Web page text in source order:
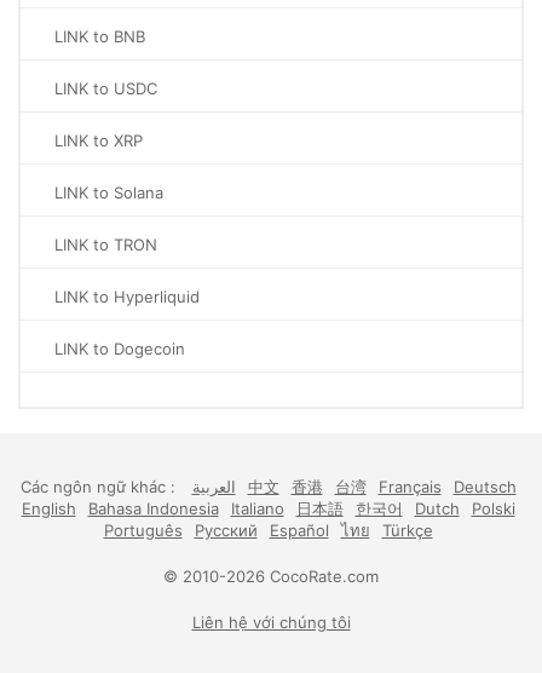
LINK to BNB
LINK to USDC
LINK to XRP
LINK to Solana
LINK to TRON
LINK to Hyperliquid
LINK to Dogecoin
Các ngôn ngữ khác : العربية 中文 香港 台湾 Français
Deutsch
English
Bahasa Indonesia Italiano 日本語 한국어 Dutch
Polski
Português
Русский Español ไทย Türkçe
© 2010-2026 CocoRate.com
Liên hệ với chúng tôi